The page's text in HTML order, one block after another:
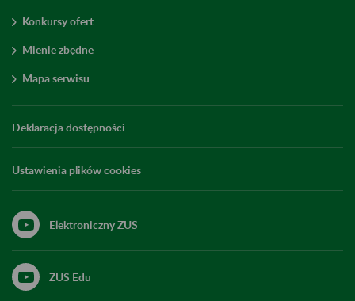
Konkursy ofert
Mienie zbędne
Mapa serwisu
Deklaracja dostępności
Ustawienia plików cookies
Elektroniczny ZUS
ZUS Edu